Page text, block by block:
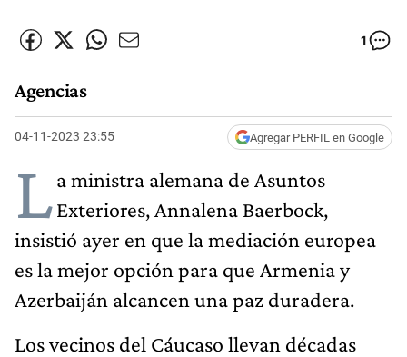
1
Agencias
04-11-2023 23:55 Agregar PERFIL en Google
La ministra alemana de Asuntos
Exteriores, Annalena Baerbock,
insistió ayer en que la mediación europea
es la mejor opción para que Armenia y
Azerbaiján alcancen una paz duradera.
Los vecinos del Cáucaso llevan décadas